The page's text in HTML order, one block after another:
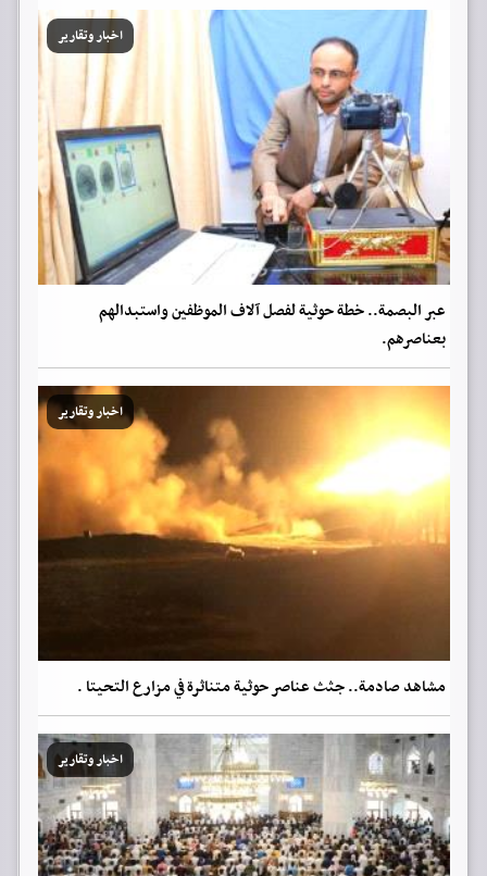
اخبار وتقارير
عبر البصمة.. خطة حوثية لفصل آلاف الموظفين واستبدالهم
بعناصرهم.
اخبار وتقارير
مشاهد صادمة.. جثث عناصر حوثية متناثرة في مزارع التحيتا .
اخبار وتقارير